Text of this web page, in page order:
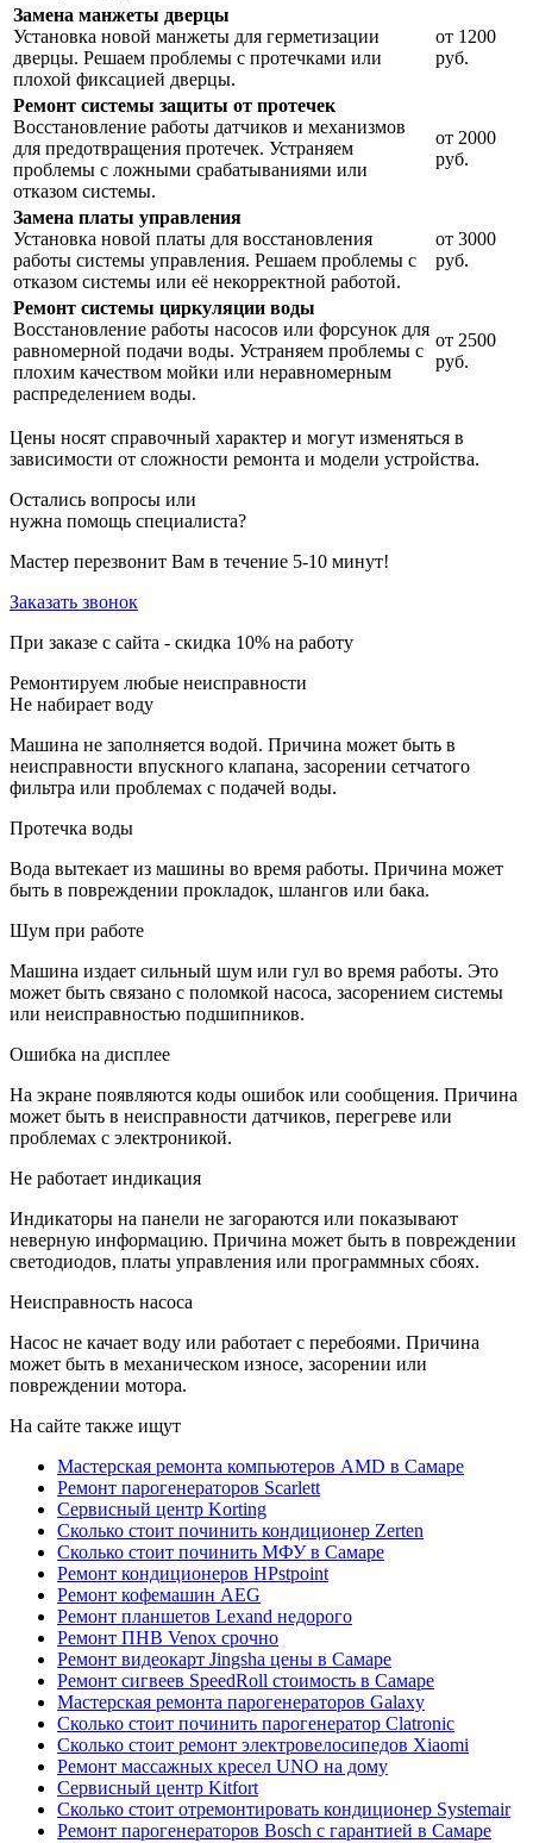
Замена манжеты дверцы
Установка новой манжеты для герметизации
дверцы. Решаем проблемы с протечками или
плохой фиксацией дверцы.
от 1200
руб.
Ремонт системы защиты от протечек
Восстановление работы датчиков и механизмов
для предотвращения протечек. Устраняем
проблемы с ложными срабатываниями или
отказом системы.
от 2000
руб.
Замена платы управления
Установка новой платы для восстановления
работы системы управления. Решаем проблемы с
отказом системы или её некорректной работой.
от 3000
руб.
Ремонт системы циркуляции воды
Восстановление работы насосов или форсунок для
равномерной подачи воды. Устраняем проблемы с
плохим качеством мойки или неравномерным
распределением воды.
от 2500
руб.
Цены носят справочный характер и могут изменяться в
зависимости от сложности ремонта и модели устройства.
Остались вопросы или
нужна помощь специалиста?
Мастер перезвонит Вам в течение 5-10 минут!
Заказать звонок
При заказе с сайта - скидка 10% на работу
Ремонтируем любые неисправности
Не набирает воду
Машина не заполняется водой. Причина может быть в
неисправности впускного клапана, засорении сетчатого
фильтра или проблемах с подачей воды.
Протечка воды
Вода вытекает из машины во время работы. Причина может
быть в повреждении прокладок, шлангов или бака.
Шум при работе
Машина издает сильный шум или гул во время работы. Это
может быть связано с поломкой насоса, засорением системы
или неисправностью подшипников.
Ошибка на дисплее
На экране появляются коды ошибок или сообщения. Причина
может быть в неисправности датчиков, перегреве или
проблемах с электроникой.
Не работает индикация
Индикаторы на панели не загораются или показывают
неверную информацию. Причина может быть в повреждении
светодиодов, платы управления или программных сбоях.
Неисправность насоса
Насос не качает воду или работает с перебоями. Причина
может быть в механическом износе, засорении или
повреждении мотора.
На сайте также ищут
Мастерская ремонта компьютеров AMD в Самаре
Ремонт парогенераторов Scarlett
Сервисный центр Korting
Сколько стоит починить кондиционер Zerten
Сколько стоит починить МФУ в Самаре
Ремонт кондиционеров HРѕtpoint
Ремонт кофемашин AEG
Ремонт планшетов Lexand недорого
Ремонт ПНВ Venox срочно
Ремонт видеокарт Jingsha цены в Самаре
Ремонт сигвеев SpeedRoll стоимость в Самаре
Мастерская ремонта парогенераторов Galaxy
Сколько стоит починить парогенератор Clatronic
Сколько стоит ремонт электровелосипедов Xiaomi
Ремонт массажных кресел UNO на дому
Сервисный центр Kitfort
Сколько стоит отремонтировать кондиционер Systemair
Ремонт парогенераторов Bosch с гарантией в Самаре